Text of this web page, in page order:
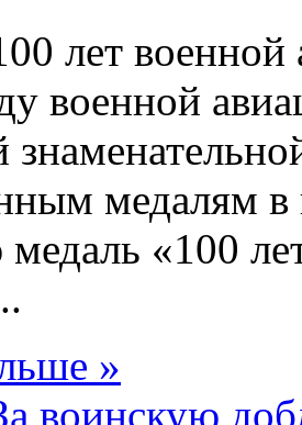
лет военной
военной
медалям в
«100
»
воинскую